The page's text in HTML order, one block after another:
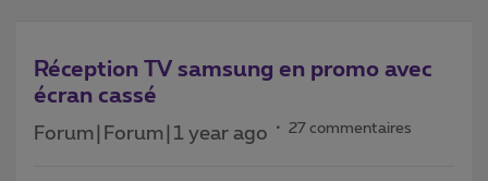
Réception TV samsung en promo avec
écran cassé
Forum|Forum|1 year ago 27 commentaires